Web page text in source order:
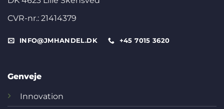
CVR-nr.: 21414379
INFO@JMHANDEL.DK +45 7015 3620
Genveje
Innovation